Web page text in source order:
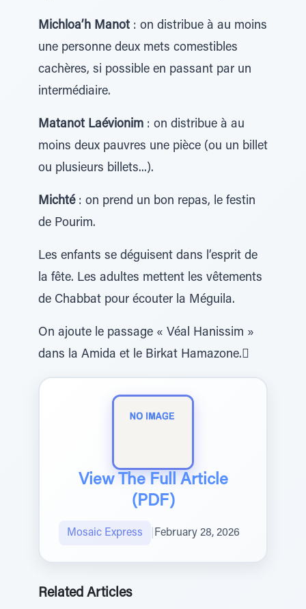
Michloa’h Manot : on distribue à au moins
une personne deux mets comestibles
cachères, si possible en passant par un
intermédiaire.
Matanot Laévionim : on distribue à au
moins deux pauvres une pièce (ou un billet
ou plusieurs billets...).
Michté: on prend un bon repas, le festin
de Pourim.
Les enfants se déguisent dans l’esprit de
la fête. Les adultes mettent les vêtements
de Chabbat pour écouter la Méguila.
On ajoute le passage « Véal Hanissim »
dans la Amida et le Birkat Hamazone.
View The Full Article
(PDF)
Mosaic Express February 28, 2026
Related Articles